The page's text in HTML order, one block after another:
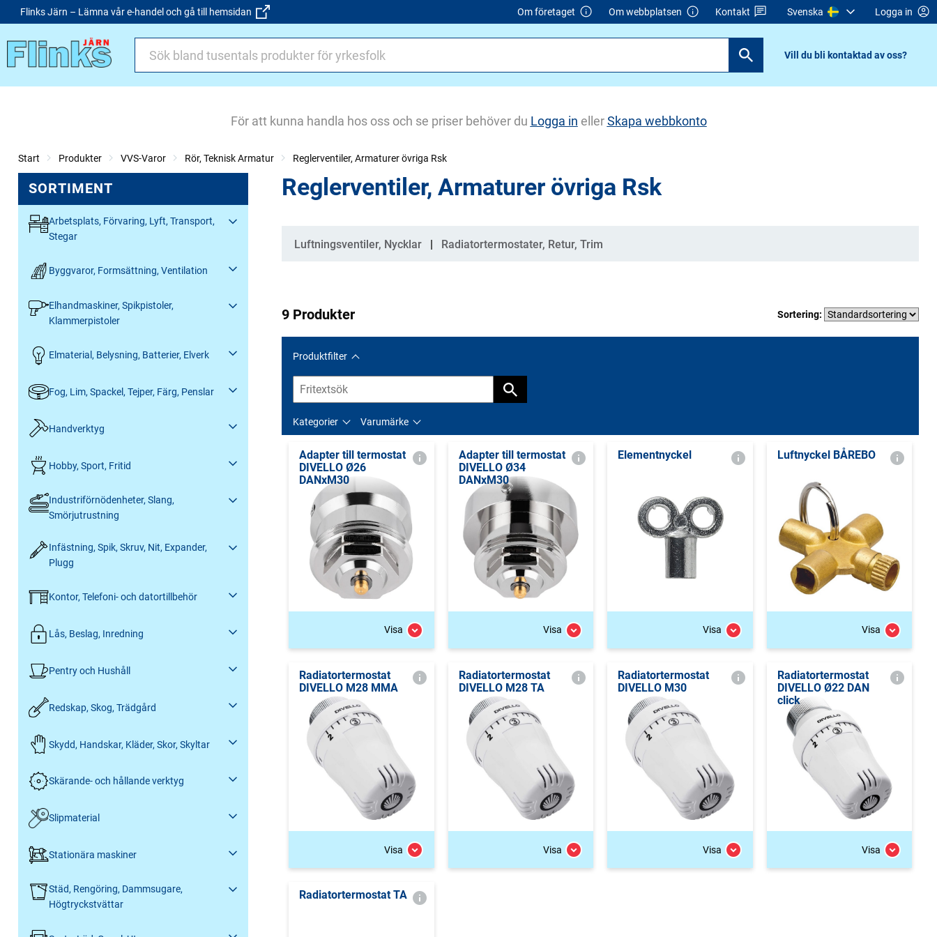
Flinks Järn – Lämna vår e-handel och gå till hemsidan Om företaget Om webbplatsen Kontakt Svenska Logga in
Vill du bli kontaktad av oss?
För att kunna handla hos oss och se priser behöver du Logga in ellerSkapa webbkonto
Start Produkter VVS-Varor Rör, Teknisk Armatur Reglerventiler, Armaturer övriga Rsk
SORTIMENT
Arbetsplats, Förvaring, Lyft, Transport,
Stegar
Byggvaror, Formsättning, Ventilation
Elhandmaskiner, Spikpistoler,
Klammerpistoler
Elmaterial, Belysning, Batterier, Elverk
Fog, Lim, Spackel, Tejper, Färg, Penslar
Handverktyg
Hobby, Sport, Fritid
Industriförnödenheter, Slang,
Smörjutrustning
Infästning, Spik, Skruv, Nit, Expander,
Plugg
Kontor, Telefoni- och datortillbehör
Lås, Beslag, Inredning
Pentry och Hushåll
Redskap, Skog, Trädgård
Skydd, Handskar, Kläder, Skor, Skyltar
Skärande- och hållande verktyg
Slipmaterial
Stationära maskiner
Städ, Rengöring, Dammsugare,
Högtryckstvättar
Reglerventiler, Armaturer övriga Rsk
Kategorier
Luftningsventiler, Nycklar Radiatortermostater, Retur, Trim
9 Produkter Sortering:
Produktfilter
Kategorier Varumärke
Adapter till termostat
DIVELLO Ø26
DANxM30
Visa
Adapter till termostat
DIVELLO Ø34
DANxM30
Visa
Elementnyckel
Visa
Luftnyckel BÅREBO
Visa
Radiatortermostat
DIVELLO M28 MMA
Visa
Radiatortermostat
DIVELLO M28 TA
Visa
Radiatortermostat
DIVELLO M30
Visa
Radiatortermostat
DIVELLO Ø22 DAN
click
Visa
Radiatortermostat TA